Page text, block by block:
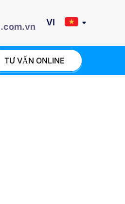
TƯ VẤN ONLINE